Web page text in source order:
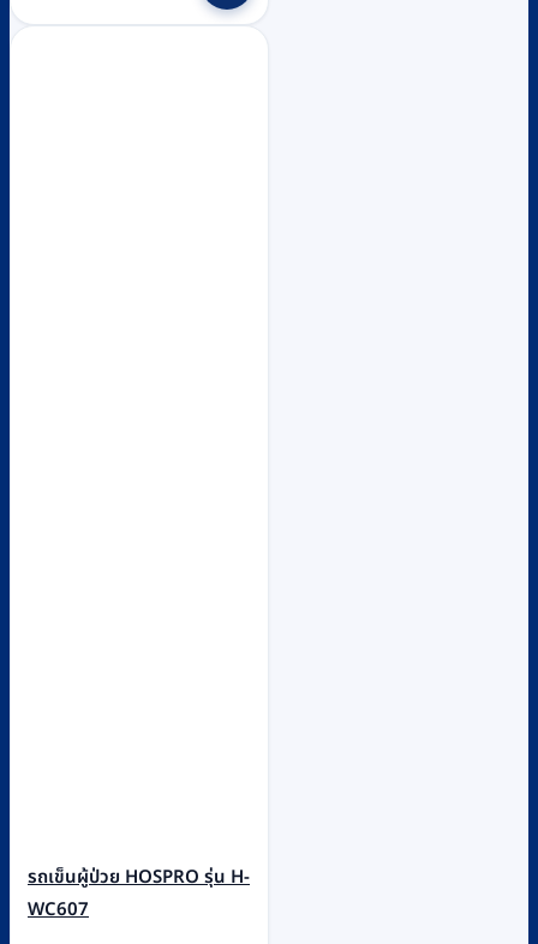
รถเข็นผู้ป่วย HOSPRO รุ่น H-
WC607